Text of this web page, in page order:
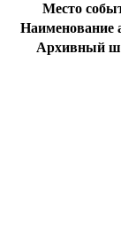
Место
Наименование
Архивный